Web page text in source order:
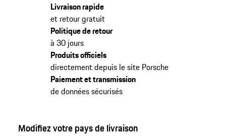
Livraison rapide
et retour gratuit
Politique de retour
à 30 jours
Produits officiels
directement depuis le site Porsche
Paiement et transmission
de données sécurisés
Modifiez votre pays de livraison